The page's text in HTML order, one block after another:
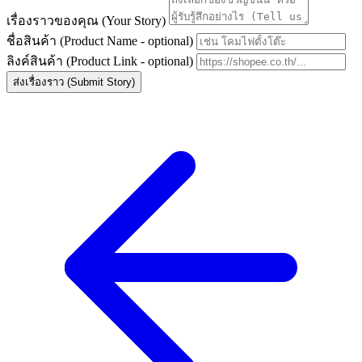
เรื่องราวของคุณ (Your Story)
ชื่อสินค้า (Product Name - optional)
ลิงค์สินค้า (Product Link - optional)
ส่งเรื่องราว (Submit Story)